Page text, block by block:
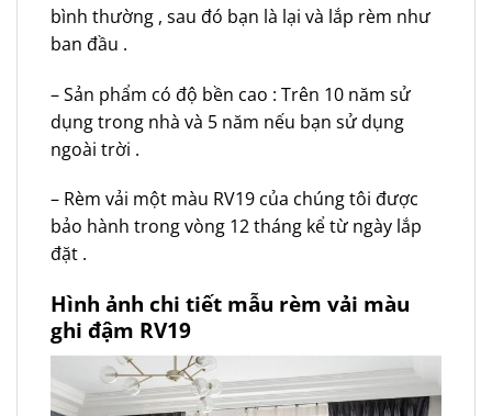
bình thường , sau đó bạn là lại và lắp rèm như
ban đầu .
– Sản phẩm có độ bền cao : Trên 10 năm sử
dụng trong nhà và 5 năm nếu bạn sử dụng
ngoài trời .
– Rèm vải một màu RV19 của chúng tôi được
bảo hành trong vòng 12 tháng kể từ ngày lắp
đặt .
Hình ảnh chi tiết mẫu rèm vải màu
ghi đậm RV19